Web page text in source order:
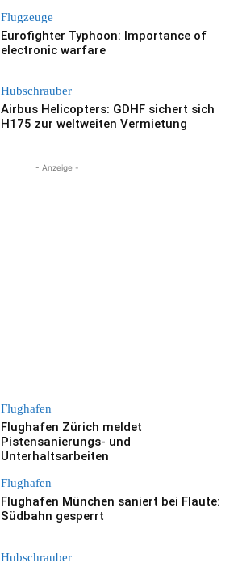
Flugzeuge
Eurofighter Typhoon: Importance of
electronic warfare
Hubschrauber
Airbus Helicopters: GDHF sichert sich
H175 zur weltweiten Vermietung
- Anzeige -
Flughafen
Flughafen Zürich meldet
Pistensanierungs- und
Unterhaltsarbeiten
Flughafen
Flughafen München saniert bei Flaute:
Südbahn gesperrt
Hubschrauber